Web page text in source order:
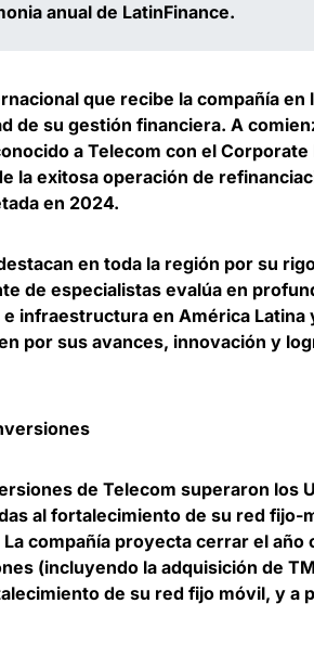
anual de LatinFinance.
que recibe la compañía en
de su gestión financiera. A
a Telecom con el
la exitosa operación de
en 2024.
en toda la región por su
de especialistas evalúa en
infraestructura en América Latina
por sus avances, innovación y
de Telecom superaron los
al fortalecimiento de su red fijo-
compañía proyecta cerrar el año
(incluyendo la adquisición de
de su red fijo móvil, y a